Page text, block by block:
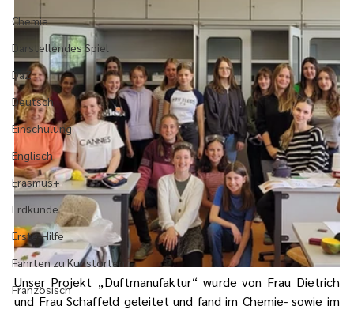
Chemie
Darstellendes Spiel
DaZ
Deutsch
Einschulung
Englisch
Erasmus+
Erdkunde
Erste-Hilfe
Fahrten zu Kunstorten
Französisch
Unser Projekt „Duftmanufaktur“ wurde von Frau Dietrich
und Frau Schaffeld geleitet und fand im Chemie- sowie im